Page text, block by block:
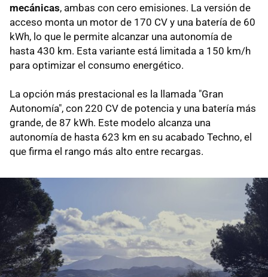
mecánicas, ambas con cero emisiones. La versión de
acceso monta un motor de 170 CV y una batería de 60
kWh, lo que le permite alcanzar una autonomía de
hasta 430 km. Esta variante está limitada a 150 km/h
para optimizar el consumo energético.
La opción más prestacional es la llamada "Gran
Autonomía", con 220 CV de potencia y una batería más
grande, de 87 kWh. Este modelo alcanza una
autonomía de hasta 623 km en su acabado Techno, el
que firma el rango más alto entre recargas.